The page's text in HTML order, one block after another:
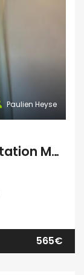
Paulien Heyse
Ruim Kot te huur dicht bij station Mechelen
565€